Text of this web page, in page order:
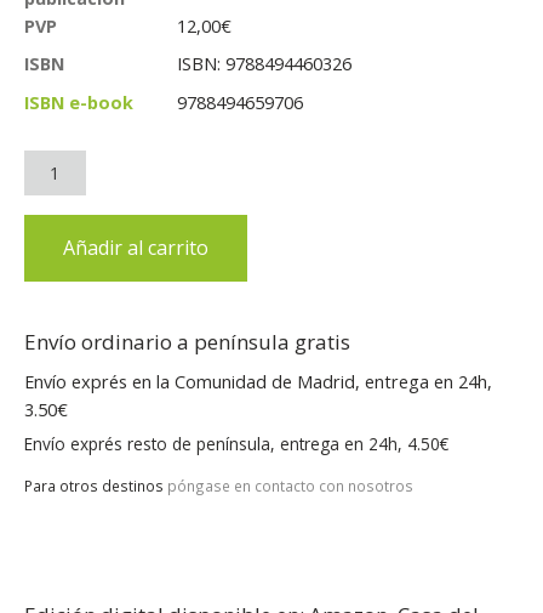
PVP 12,00€
ISBN
ISBN: 9788494460326
ISBN e-book
9788494659706
Añadir al carrito
Envío ordinario a península gratis
Envío exprés en la Comunidad de Madrid, entrega en 24h,
3.50€
Envío exprés resto de península, entrega en 24h, 4.50€
Para otros destinos póngase en contacto con nosotros